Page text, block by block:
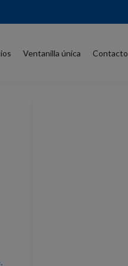
Ventanilla única Contacto